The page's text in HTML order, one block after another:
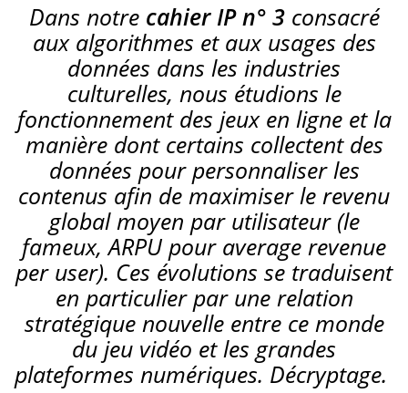
Dans notre cahier IP n° 3consacré
aux algorithmes et aux usages des
données dans les industries
culturelles, nous étudions le
fonctionnement des jeux en ligne et la
manière dont certains collectent des
données pour personnaliser les
contenus afin de maximiser le revenu
global moyen par utilisateur (le
fameux, ARPU pour average revenue
per user). Ces évolutions se traduisent
en particulier par une relation
stratégique nouvelle entre ce monde
du jeu vidéo et les grandes
plateformes numériques. Décryptage.